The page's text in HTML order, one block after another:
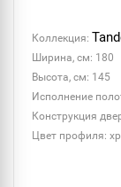
Коллекция:
Ширина, см: 180
Высота, см: 145
Исполнение
Конструкция
Цвет профиля: